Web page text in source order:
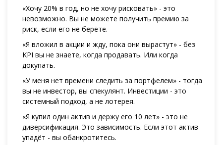
«Хочу 20% в год, но не хочу рисковать» - это
невозможно. Вы не можете получить премию за
риск, если его не берёте.
«Я вложил в акции и жду, пока они вырастут» - без
KPI вы не знаете, когда продавать. Или когда
докупать.
«У меня нет времени следить за портфелем» - тогда
вы не инвестор, вы спекулянт. Инвестиции - это
системный подход, а не лотерея.
«Я купил один актив и держу его 10 лет» - это не
диверсификация. Это зависимость. Если этот актив
упадёт - вы обанкротитесь.